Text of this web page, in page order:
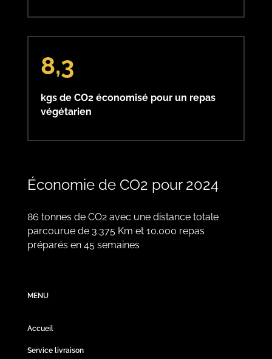
8,3
kgs de CO2 économisé pour un repas
végétarien
Économie de CO2 pour 2024
86 tonnes de CO2 avec une distance totale
parcourue de 3.375 Km et 10.000 repas
préparés en 45 semaines
MENU
Accueil
Service livraison